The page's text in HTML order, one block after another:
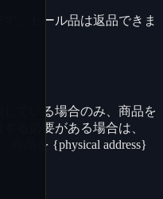
。セール品は返品できま
している場合のみ、商品を
る必要がある場合は、
商品を {physical address}